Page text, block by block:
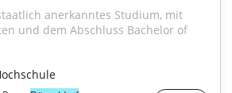
anerkanntes Studium, mit
und dem Abschluss Bachelor of